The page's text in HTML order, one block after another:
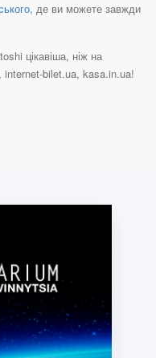
, де ви можете завжди
цікавіша, ніж на
bilet.ua, kasa.in.ua!